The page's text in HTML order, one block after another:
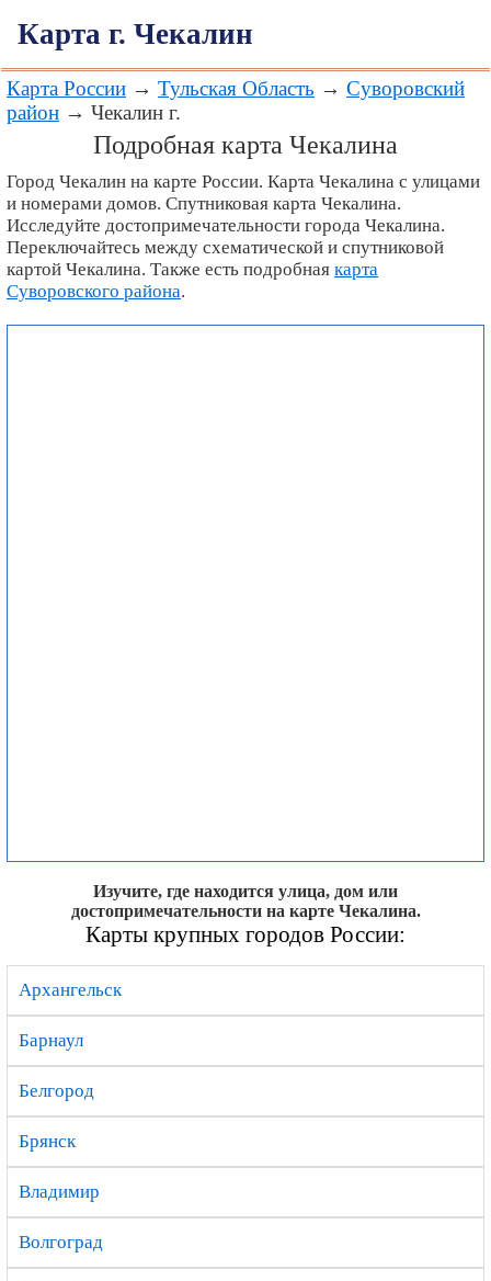
Карта г. Чекалин
Карта России → Тульская Область → Суворовский
район → Чекалин г.
Подробная карта Чекалина
Город Чекалин на карте России. Карта Чекалина с улицами
и номерами домов. Спутниковая карта Чекалина.
Исследуйте достопримечательности города Чекалина.
Переключайтесь между схематической и спутниковой
картой Чекалина. Также есть подробная карта
Суворовского района.
Изучите, где находится улица, дом или
достопримечательности на карте Чекалина.
Карты крупных городов России:
Архангельск
Барнаул
Белгород
Брянск
Владимир
Волгоград